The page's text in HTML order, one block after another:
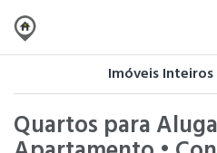
Imóveis Inteiros
Quartos para